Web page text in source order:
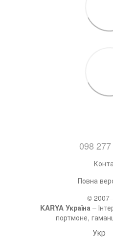
098
Повна
©
KARYA Україна –
портмоне,
Укр